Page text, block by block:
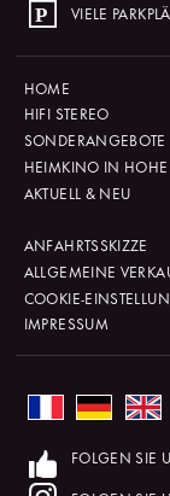
VIELE
HOME
HIFI STEREO
SONDERANGEBOTE
HEIMKINO IN
AKTUELL & NEU
ANFAHRTSSKIZZE
ALLGEMEINE
COOKIE-
IMPRESSUM
FOLGEN SIE